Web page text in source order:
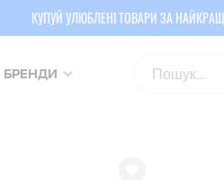
КУПУЙ УЛЮБЛЕНІ ТОВАРИ ЗА
БРЕНДИ